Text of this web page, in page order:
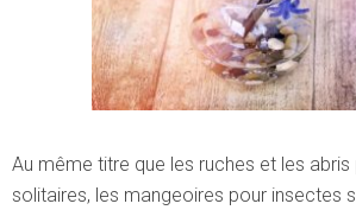
Au même titre que les ruches et les abris
solitaires, les mangeoires pour insectes